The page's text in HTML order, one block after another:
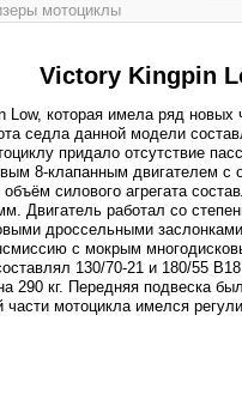
мотоциклы
Victory Kingpin
которая имела ряд новых
седла данной модели
придало отсутствие
8-клапанным двигателем
силового агрегата
Двигатель работал со
дроссельными
с мокрым
130/70-21 и 180/55
290 кг. Передняя подвеска
части мотоцикла имелся